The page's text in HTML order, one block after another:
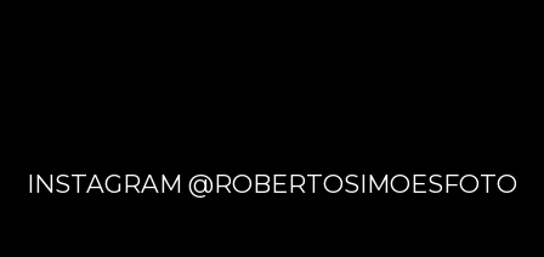
INSTAGRAM @ROBERTOSIMOESFOTO